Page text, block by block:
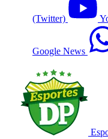
(Twitter)
Google News